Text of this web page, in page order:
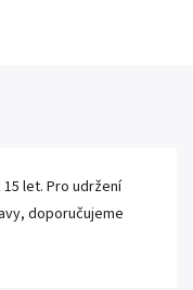
let. Pro udržení
doporučujeme